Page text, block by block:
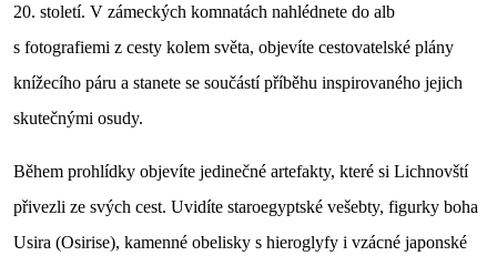
20. století. V zámeckých komnatách nahlédnete do alb
s fotografiemi z cesty kolem světa, objevíte cestovatelské plány
knížecího páru a stanete se součástí příběhu inspirovaného jejich
skutečnými osudy.
Během prohlídky objevíte jedinečné artefakty, které si Lichnovští
přivezli ze svých cest. Uvidíte staroegyptské vešebty, figurky boha
Usira (Osirise), kamenné obelisky s hieroglyfy i vzácné japonské